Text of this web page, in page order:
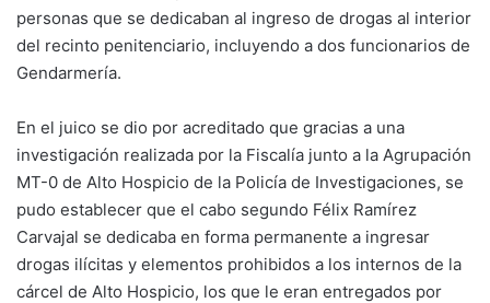
personas que se dedicaban al ingreso de drogas al interior
del recinto penitenciario, incluyendo a dos funcionarios de
Gendarmería.
En el juico se dio por acreditado que gracias a una
investigación realizada por la Fiscalía junto a la Agrupación
MT-0 de Alto Hospicio de la Policía de Investigaciones, se
pudo establecer que el cabo segundo Félix Ramírez
Carvajal se dedicaba en forma permanente a ingresar
drogas ilícitas y elementos prohibidos a los internos de la
cárcel de Alto Hospicio, los que le eran entregados por